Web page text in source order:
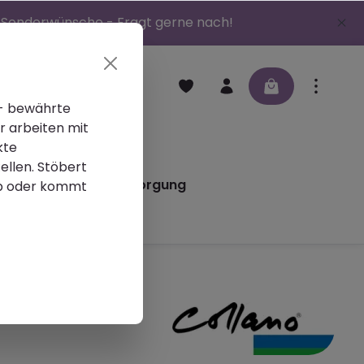
- Fragt gerne nach!
Altlackentsorgung
bewährte
arbeiten mit
Stöbert
oder kommt